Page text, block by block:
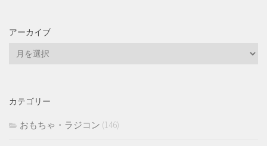
アーカイブ
ブ
カテゴリー
おもちゃ・ラジコン (146)